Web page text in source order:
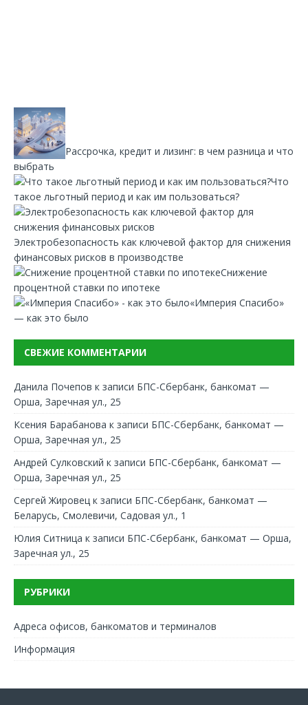
Рассрочка, кредит и лизинг: в чем разница и что
выбрать
Что
такое льготный период и как им пользоваться?
Электробезопасность как ключевой фактор для снижения
финансовых рисков в производстве
Снижение
процентной ставки по ипотеке
«Империя Спасибо»
— как это было
СВЕЖИЕ КОММЕНТАРИИ
Данила Почепов к записи БПС-Сбербанк, банкомат —
Орша, Заречная ул., 25
Ксения Барабанова к записи БПС-Сбербанк, банкомат —
Орша, Заречная ул., 25
Андрей Сулковский к записи БПС-Сбербанк, банкомат —
Орша, Заречная ул., 25
Сергей Жировец к записи БПС-Сбербанк, банкомат —
Беларусь, Смолевичи, Садовая ул., 1
Юлия Ситница к записи БПС-Сбербанк, банкомат — Орша,
Заречная ул., 25
РУБРИКИ
Адреса офисов, банкоматов и терминалов
Информация